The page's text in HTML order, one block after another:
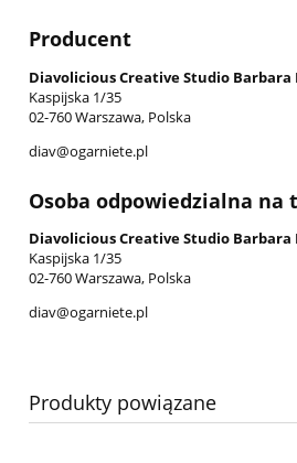
Producent
Diavolicious Creative Studio Barbara
Kaspijska 1/35
02-760 Warszawa, Polska
diav@ogarniete.pl
Osoba odpowiedzialna na
Diavolicious Creative Studio Barbara
Kaspijska 1/35
02-760 Warszawa, Polska
diav@ogarniete.pl
Produkty powiązane